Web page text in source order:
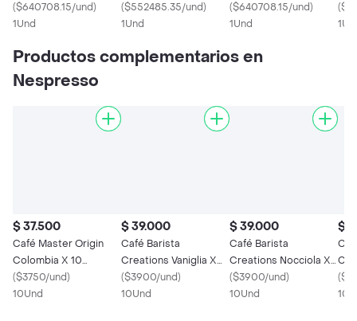
De Leche
($640708.15/und)
1Und
Espumador De Leche
($552485.35/und)
1Und
De Leche
($640708.15/und)
1Und
(
Productos complementarios en
Nespresso
$ 37.500
Café Master Origin
Colombia X 10
Cápsulas Original
Nespresso
($3750/und)
10Und
$ 39.000
Café Barista
Creations Vaniglia X
10 Cápsulas Original
Nespresso
($3900/und)
10Und
$ 39.000
Café Barista
Creations Nocciola X
10 Cápsulas Original
Nespresso
($3900/und)
10Und
$
X
(